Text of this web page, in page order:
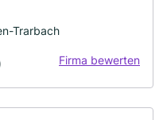
Trarbach
Firma bewerten